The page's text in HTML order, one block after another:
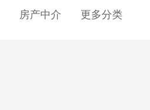
房产中介 更多分类